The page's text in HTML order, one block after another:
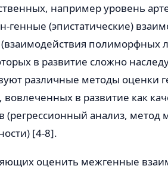
например уровень
генные (эпистатические)
полиморфных
в развитие сложно
различные методы оценки
в развитие как
(регрессионный анализ, метод
[4-8].
оценить межгенные